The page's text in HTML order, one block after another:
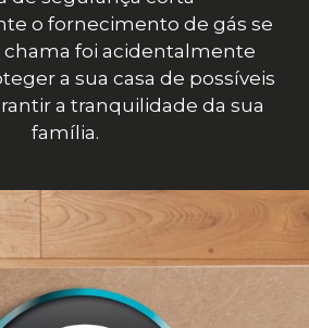
o fornecimento de gás se
foi acidentalmente
a sua casa de possíveis
a tranquilidade da sua
família.